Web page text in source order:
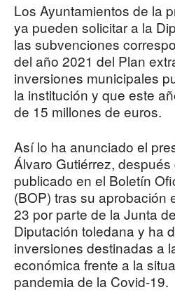
Los Ayuntamientos de la
ya pueden solicitar a la
las subvenciones
del año 2021 del Plan
inversiones municipales
la institución y que este
de 15 millones de euros.
Así lo ha anunciado el
Álvaro Gutiérrez,
publicado en el Boletín
(BOP) tras su aprobación
23 por parte de la Junta
Diputación toledana y ha
inversiones destinadas a
económica frente a la
pandemia de la Covid-19.